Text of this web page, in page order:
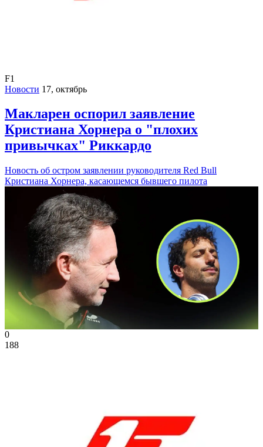
F1
Новости 17, октябрь
Макларен оспорил заявление
Кристиана Хорнера о "плохих
привычках" Риккардо
Новость об остром заявлении руководителя Red Bull
Кристиана Хорнера, касающемся бывшего пилота
0
188